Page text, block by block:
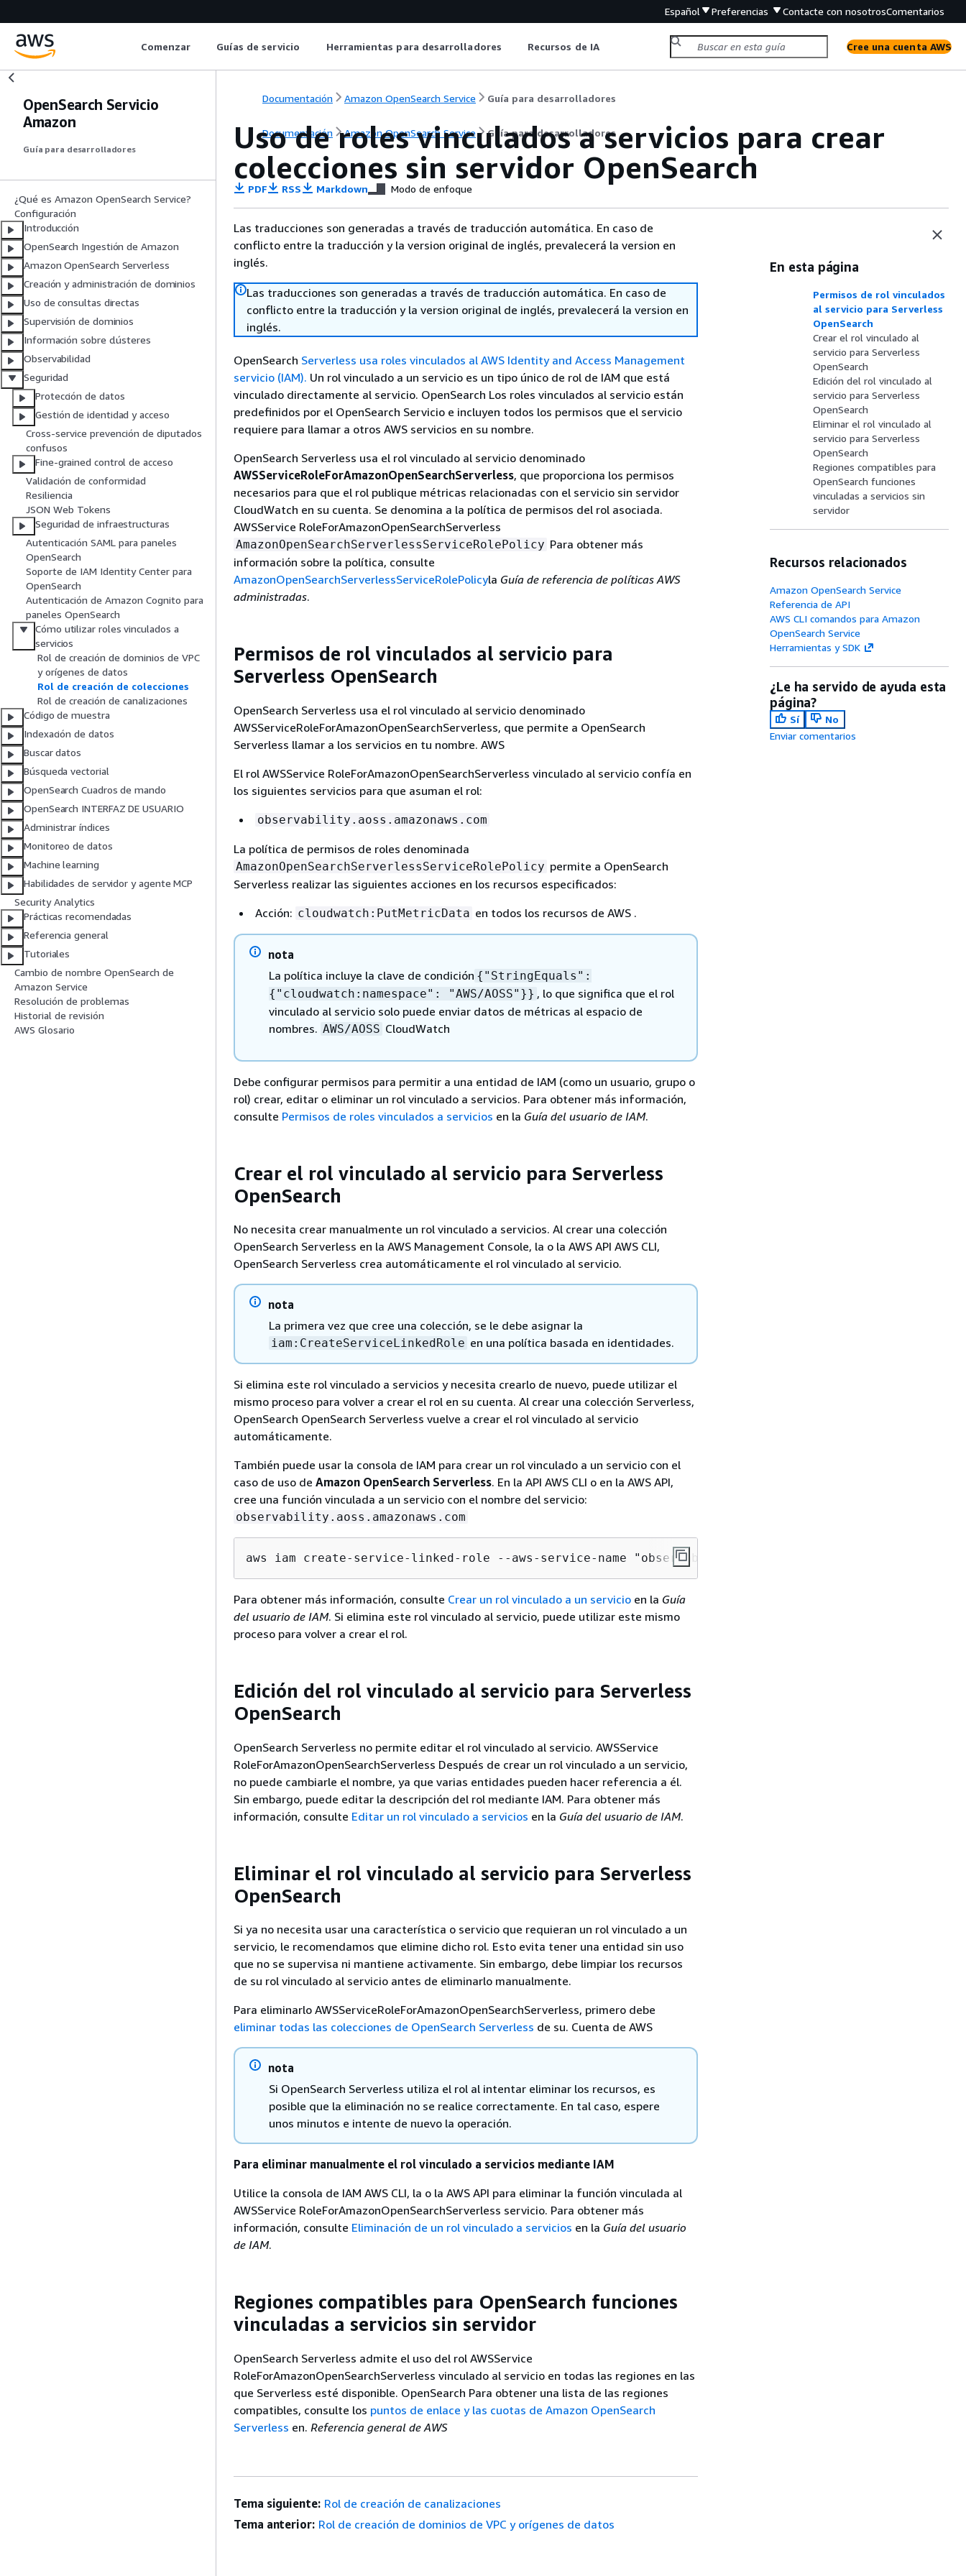
Español Preferencias Contacte con nosotrosComentarios
Comenzar Guías de servicio Herramientas para desarrolladores Recursos de IA Cree una cuenta AWS
OpenSearch Servicio
Amazon
Guía para desarrolladores
¿Qué es Amazon OpenSearch Service?
Configuración
Introducción
OpenSearch Ingestión de Amazon
Amazon OpenSearch Serverless
Creación y administración de dominios
Uso de consultas directas
Supervisión de dominios
Información sobre clústeres
Observabilidad
Seguridad
Protección de datos
Gestión de identidad y acceso
Cross-service prevención de diputados
confusos
Fine-grained control de acceso
Validación de conformidad
Resiliencia
JSON Web Tokens
Seguridad de infraestructuras
Autenticación SAML para paneles
OpenSearch
Soporte de IAM Identity Center para
OpenSearch
Autenticación de Amazon Cognito para
paneles OpenSearch
Cómo utilizar roles vinculados a
servicios
Rol de creación de dominios de VPC
y orígenes de datos
Rol de creación de colecciones
Rol de creación de canalizaciones
Código de muestra
Indexación de datos
Buscar datos
Búsqueda vectorial
OpenSearch Cuadros de mando
OpenSearch INTERFAZ DE USUARIO
Administrar índices
Monitoreo de datos
Machine learning
Habilidades de servidor y agente MCP
Security Analytics
Prácticas recomendadas
Referencia general
Tutoriales
Cambio de nombre OpenSearch de
Amazon Service
Resolución de problemas
Historial de revisión
AWS Glosario
Documentación Amazon OpenSearch Service Guía para desarrolladores
Documentación Amazon OpenSearch Service Guía para desarrolladores
Uso de roles vinculados a servicios para crear
colecciones sin servidor OpenSearch
PDF RSS Markdown Modo de enfoque
Las traducciones son generadas a través de traducción automática. En caso de
conflicto entre la traducción y la version original de inglés, prevalecerá la version en
inglés.
Las traducciones son generadas a través de traducción automática. En caso de
conflicto entre la traducción y la version original de inglés, prevalecerá la version en
inglés.
OpenSearch Serverless usa roles vinculados al AWS Identity and Access Management
servicio (IAM). Un rol vinculado a un servicio es un tipo único de rol de IAM que está
vinculado directamente al servicio. OpenSearch Los roles vinculados al servicio están
predefinidos por el OpenSearch Servicio e incluyen todos los permisos que el servicio
requiere para llamar a otros AWS servicios en su nombre.
OpenSearch Serverless usa el rol vinculado al servicio denominado
AWSServiceRoleForAmazonOpenSearchServerless, que proporciona los permisos
necesarios para que el rol publique métricas relacionadas con el servicio sin servidor
CloudWatch en su cuenta. Se denomina a la política de permisos del rol asociada.
AWSService RoleForAmazonOpenSearchServerless
AmazonOpenSearchServerlessServiceRolePolicy Para obtener más
información sobre la política, consulte
AmazonOpenSearchServerlessServiceRolePolicyla Guía de referencia de políticas AWS
administradas.
Permisos de rol vinculados al servicio para
Serverless OpenSearch
OpenSearch Serverless usa el rol vinculado al servicio denominado
AWSServiceRoleForAmazonOpenSearchServerless, que permite a OpenSearch
Serverless llamar a los servicios en tu nombre. AWS
El rol AWSService RoleForAmazonOpenSearchServerless vinculado al servicio confía en
los siguientes servicios para que asuman el rol:
observability.aoss.amazonaws.com
La política de permisos de roles denominada
AmazonOpenSearchServerlessServiceRolePolicy permite a OpenSearch
Serverless realizar las siguientes acciones en los recursos especificados:
Acción: cloudwatch:PutMetricData en todos los recursos de AWS .
nota
La política incluye la clave de condición { "StringEquals":
{ "cloudwatch:namespace": "AWS/AOSS"}} , lo que significa que el rol
vinculado al servicio solo puede enviar datos de métricas al espacio de
nombres. AWS/AOSS CloudWatch
Debe configurar permisos para permitir a una entidad de IAM (como un usuario, grupo o
rol) crear, editar o eliminar un rol vinculado a servicios. Para obtener más información,
consulte Permisos de roles vinculados a servicios en la Guía del usuario de IAM.
Crear el rol vinculado al servicio para Serverless
OpenSearch
No necesita crear manualmente un rol vinculado a servicios. Al crear una colección
OpenSearch Serverless en la AWS Management Console, la o la AWS API AWS CLI,
OpenSearch Serverless crea automáticamente el rol vinculado al servicio.
nota
La primera vez que cree una colección, se le debe asignar la
iam:CreateServiceLinkedRole en una política basada en identidades.
Si elimina este rol vinculado a servicios y necesita crearlo de nuevo, puede utilizar el
mismo proceso para volver a crear el rol en su cuenta. Al crear una colección Serverless,
OpenSearch OpenSearch Serverless vuelve a crear el rol vinculado al servicio
automáticamente.
También puede usar la consola de IAM para crear un rol vinculado a un servicio con el
caso de uso de Amazon OpenSearch Serverless. En la API AWS CLI o en la AWS API,
cree una función vinculada a un servicio con el nombre del servicio:
observability.aoss.amazonaws.com
aws iam create-service-linked-role --aws-service-name "observability.aoss.amazonaws.com"
Para obtener más información, consulte Crear un rol vinculado a un servicio en la Guía
del usuario de IAM. Si elimina este rol vinculado al servicio, puede utilizar este mismo
proceso para volver a crear el rol.
Edición del rol vinculado al servicio para Serverless
OpenSearch
OpenSearch Serverless no permite editar el rol vinculado al servicio. AWSService
RoleForAmazonOpenSearchServerless Después de crear un rol vinculado a un servicio,
no puede cambiarle el nombre, ya que varias entidades pueden hacer referencia a él.
Sin embargo, puede editar la descripción del rol mediante IAM. Para obtener más
información, consulte Editar un rol vinculado a servicios en la Guía del usuario de IAM.
Eliminar el rol vinculado al servicio para Serverless
OpenSearch
Si ya no necesita usar una característica o servicio que requieran un rol vinculado a un
servicio, le recomendamos que elimine dicho rol. Esto evita tener una entidad sin uso
que no se supervisa ni mantiene activamente. Sin embargo, debe limpiar los recursos
de su rol vinculado al servicio antes de eliminarlo manualmente.
Para eliminarlo AWSServiceRoleForAmazonOpenSearchServerless, primero debe
eliminar todas las colecciones de OpenSearch Serverless de su. Cuenta de AWS
nota
Si OpenSearch Serverless utiliza el rol al intentar eliminar los recursos, es
posible que la eliminación no se realice correctamente. En tal caso, espere
unos minutos e intente de nuevo la operación.
Para eliminar manualmente el rol vinculado a servicios mediante IAM
Utilice la consola de IAM AWS CLI, la o la AWS API para eliminar la función vinculada al
AWSService RoleForAmazonOpenSearchServerless servicio. Para obtener más
información, consulte Eliminación de un rol vinculado a servicios en la Guía del usuario
de IAM.
Regiones compatibles para OpenSearch funciones
vinculadas a servicios sin servidor
OpenSearch Serverless admite el uso del rol AWSService
RoleForAmazonOpenSearchServerless vinculado al servicio en todas las regiones en las
que Serverless esté disponible. OpenSearch Para obtener una lista de las regiones
compatibles, consulte los puntos de enlace y las cuotas de Amazon OpenSearch
Serverless en. Referencia general de AWS
En esta página
Permisos de rol vinculados
al servicio para Serverless
OpenSearch
Crear el rol vinculado al
servicio para Serverless
OpenSearch
Edición del rol vinculado al
servicio para Serverless
OpenSearch
Eliminar el rol vinculado al
servicio para Serverless
OpenSearch
Regiones compatibles para
OpenSearch funciones
vinculadas a servicios sin
servidor
Recursos relacionados
Amazon OpenSearch Service
Referencia de API
AWS CLI comandos para Amazon
OpenSearch Service
Herramientas y SDK
¿Le ha servido de ayuda esta
página?
Sí
No
Enviar comentarios
Tema siguiente: Rol de creación de canalizaciones
Tema anterior: Rol de creación de dominios de VPC y orígenes de datos